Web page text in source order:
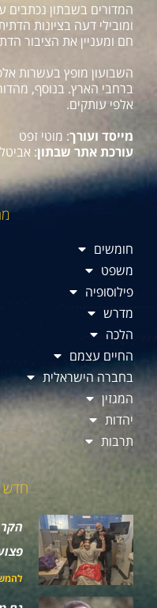
המדורים בשבתון נכתבים
ומובילי דעה בציונות
חם ומעניין את הציבור
ברחבי הארץ. בנוסף,
אלפי עותקים.
מייסד ועורך: מוטי זפט
עורכת אתר שבתון:
חומשים
משפט
פילוסופיה
מדרש
הלכה
החיים עצמם
בחברה הישראלית
המגזין
יהדות
תרבות
חדש